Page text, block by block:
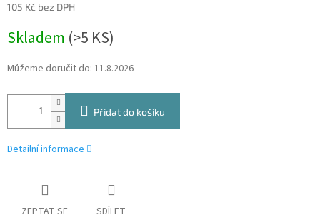
105 Kč bez DPH
cena:
Skladem (>5 KS)
Můžeme doručit do: 11.8.2026
Přidat do košíku
Detailní informace
ZEPTAT SE SDÍLET